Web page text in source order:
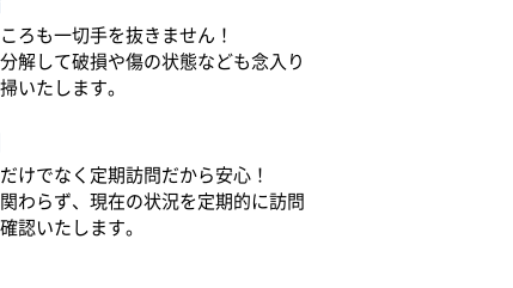
ろも一切手を抜きません！
解して破損や傷の状態なども念入り
いたします。
けでなく定期訪問だから安心！
わらず、現在の状況を定期的に訪問
認いたします。